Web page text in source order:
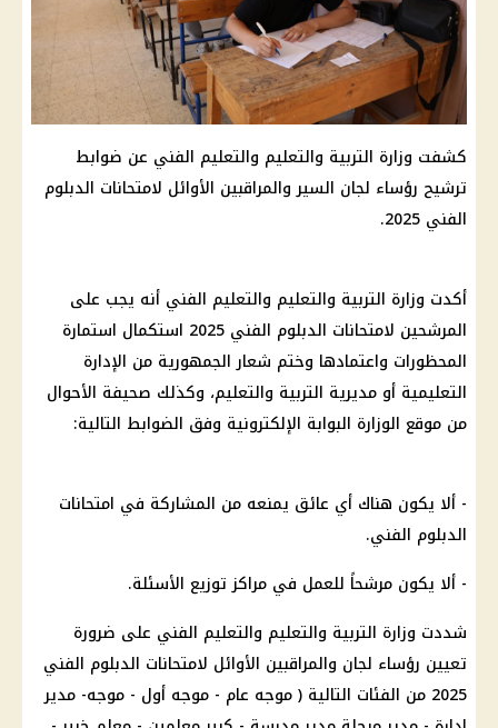
كشفت وزارة التربية والتعليم والتعليم الفني عن ضوابط
ترشيح رؤساء لجان السير والمراقبين الأوائل لامتحانات الدبلوم
الفني 2025.
أكدت وزارة التربية والتعليم والتعليم الفني أنه يجب على
المرشحين لامتحانات الدبلوم الفني 2025 استكمال استمارة
المحظورات واعتمادها وختم شعار الجمهورية من الإدارة
التعليمية أو مديرية التربية والتعليم، وكذلك صحيفة الأحوال
من موقع الوزارة البوابة الإلكترونية وفق الضوابط التالية:
- ألا يكون هناك أي عائق يمنعه من المشاركة في امتحانات
الدبلوم الفني.
- ألا يكون مرشحاً للعمل في مراكز توزيع الأسئلة.
شددت وزارة التربية والتعليم والتعليم الفني على ضرورة
تعيين رؤساء لجان والمراقبين الأوائل لامتحانات الدبلوم الفني
2025 من الفئات التالية ( موجه عام - موجه أول - موجه- مدير